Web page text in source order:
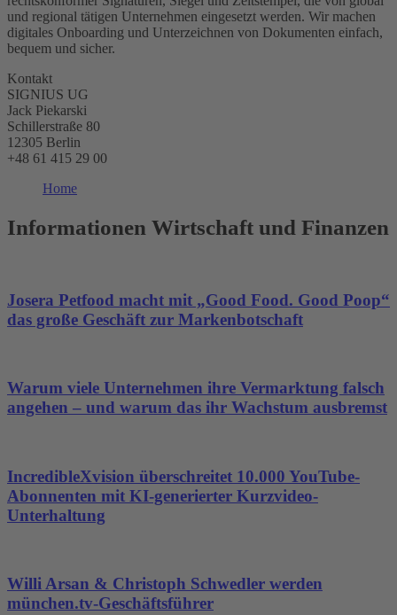
und regional tätigen Unternehmen eingesetzt werden. Wir machen
digitales Onboarding und Unterzeichnen von Dokumenten einfach,
bequem und sicher.
Kontakt
SIGNIUS UG
Jack Piekarski
Schillerstraße 80
12305 Berlin
+48 61 415 29 00
Home
Informationen Wirtschaft und Finanzen
Josera Petfood macht mit „Good Food. Good Poop“
das große Geschäft zur Markenbotschaft
Warum viele Unternehmen ihre Vermarktung falsch
angehen – und warum das ihr Wachstum ausbremst
IncredibleXvision überschreitet 10.000 YouTube-
Abonnenten mit KI-generierter Kurzvideo-
Unterhaltung
Willi Arsan & Christoph Schwedler werden
münchen.tv-Geschäftsführer